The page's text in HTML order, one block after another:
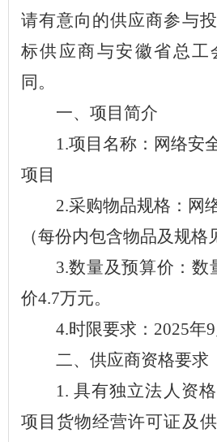
请有意向的供应商参与
标供应商与安徽省总工
同 。
一、项目简介
1.项目名称： 网络安
项目
2.采购物品规格： 网
（每份内包含物品及规格
3.数量及预算价：数
价4.7万元。
4.时限要求： 2025年9
二、供应商资格要求
1. 具有独立法人资
项目货物经营许可证及